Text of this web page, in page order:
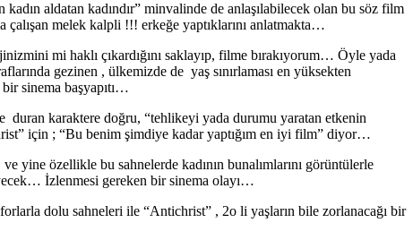
aldatan kadındır” minvalinde de anlaşılabilecek olan bu söz film
melek kalpli !!! erkeğe yaptıklarını anlatmakta…
mi haklı çıkardığını saklayıp, filme bırakıyorum… Öyle yada
gezinen , ülkemizde de yaş sınırlaması en yüksekten
sinema başyapıtı…
duran karaktere doğru, “tehlikeyi yada durumu yaratan etkenin
için ; “Bu benim şimdiye kadar yaptığım en iyi film” diyor…
özellikle bu sahnelerde kadının bunalımlarını görüntülerle
İzlenmesi gereken bir sinema olayı…
dolu sahneleri ile “Antichrist” , 2o li yaşların bile zorlanacağı bir